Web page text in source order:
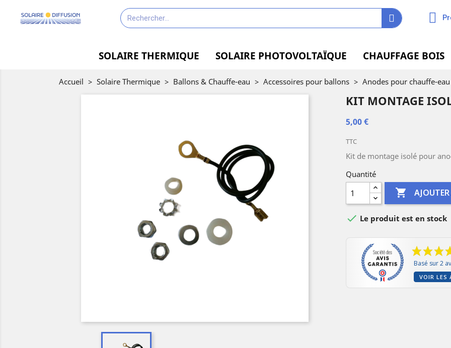
SOLAIRE THERMIQUE SOLAIRE PHOTOVOLTAÏQUE CHAUFFAGE BOIS
Accueil > Solaire Thermique > Ballons & Chauffe-eau > Accessoires pour ballons > Anodes pour chauffe-eau
KIT MONTAGE
5,00 €
TTC
Kit de montage isolé pour
Quantité

 Le produit est en stock
Basé sur 2
VOIR LES